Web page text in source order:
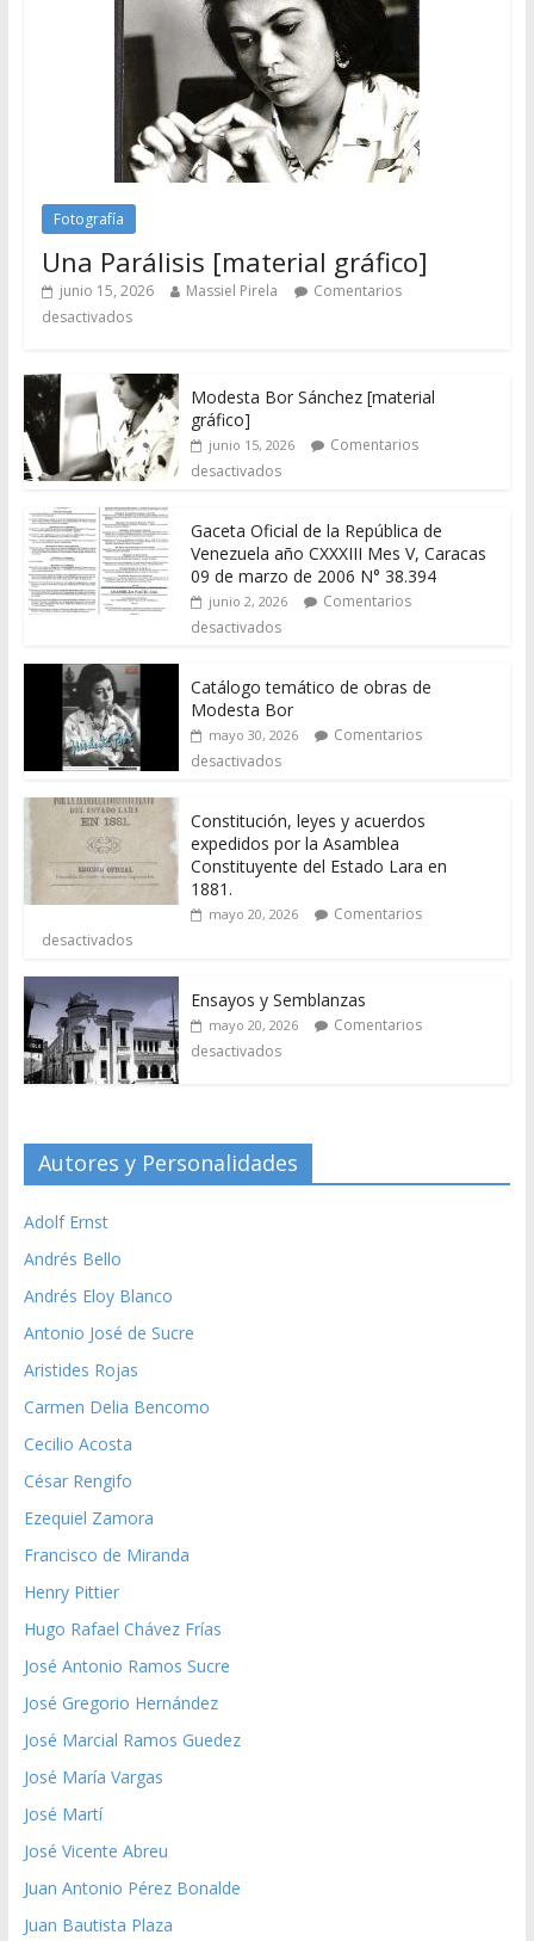
Fotografía
Una Parálisis [material gráfico]
junio 15, 2026 Massiel Pirela
Comentarios
desactivados
Modesta Bor Sánchez [material
gráfico]
junio 15, 2026
Comentarios
desactivados
Gaceta Oficial de la República de
Venezuela año CXXXIII Mes V, Caracas
09 de marzo de 2006 N° 38.394
junio 2, 2026
Comentarios
desactivados
Catálogo temático de obras de
Modesta Bor
mayo 30, 2026
Comentarios
desactivados
Constitución, leyes y acuerdos
expedidos por la Asamblea
Constituyente del Estado Lara en
1881.
mayo 20, 2026
Comentarios
desactivados
Ensayos y Semblanzas
mayo 20, 2026
Comentarios
desactivados
Autores y Personalidades
Adolf Ernst
Andrés Bello
Andrés Eloy Blanco
Antonio José de Sucre
Aristides Rojas
Carmen Delia Bencomo
Cecilio Acosta
César Rengifo
Ezequiel Zamora
Francisco de Miranda
Henry Pittier
Hugo Rafael Chávez Frías
José Antonio Ramos Sucre
José Gregorio Hernández
José Marcial Ramos Guedez
José María Vargas
José Martí
José Vicente Abreu
Juan Antonio Pérez Bonalde
Juan Bautista Plaza